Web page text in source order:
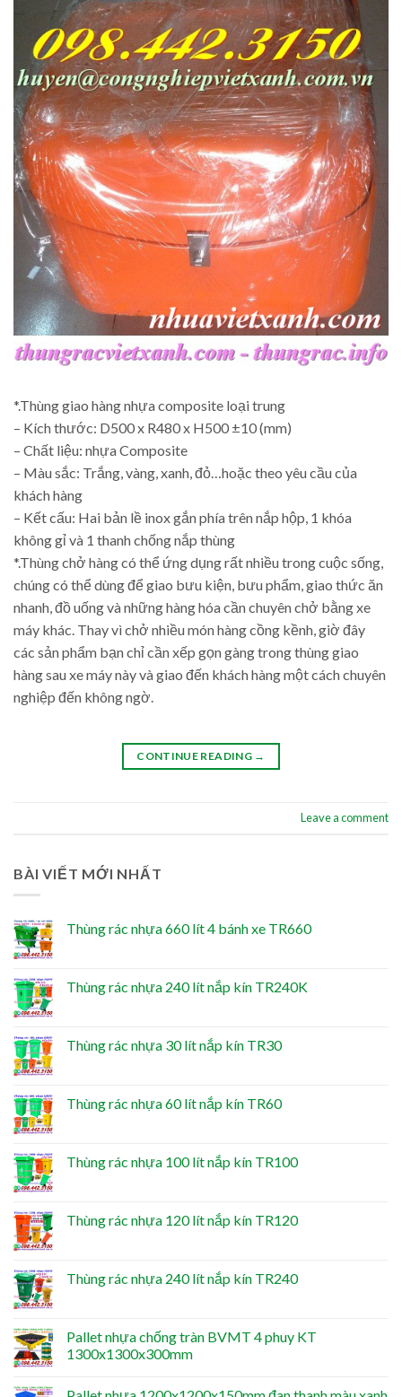
*.Thùng giao hàng nhựa composite loại trung
– Kích thước: D500 x R480 x H500 ±10 (mm)
– Chất liệu: nhựa Composite
– Màu sắc: Trắng, vàng, xanh, đỏ…hoặc theo yêu cầu của
khách hàng
– Kết cấu: Hai bản lề inox gắn phía trên nắp hộp, 1 khóa
không gỉ và 1 thanh chống nắp thùng
*.Thùng chở hàng có thể ứng dụng rất nhiều trong cuộc sống,
chúng có thể dùng để giao bưu kiện, bưu phẩm, giao thức ăn
nhanh, đồ uống và những hàng hóa cần chuyên chở bằng xe
máy khác. Thay vì chở nhiều món hàng cồng kềnh, giờ đây
các sản phẩm bạn chỉ cần xếp gọn gàng trong thùng giao
hàng sau xe máy này và giao đến khách hàng một cách chuyên
nghiệp đến không ngờ.
CONTINUE READING →
Leave a comment
BÀI VIẾT MỚI NHẤT
Thùng rác nhựa 660 lít 4 bánh xe TR660
Thùng rác nhựa 240 lít nắp kín TR240K
Thùng rác nhựa 30 lít nắp kín TR30
Thùng rác nhựa 60 lít nắp kín TR60
Thùng rác nhựa 100 lít nắp kín TR100
Thùng rác nhựa 120 lít nắp kín TR120
Thùng rác nhựa 240 lít nắp kín TR240
Pallet nhựa chống tràn BVMT 4 phuy KT
1300x1300x300mm